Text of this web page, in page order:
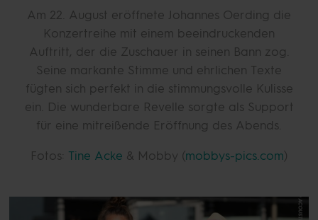
Am 22. August eröffnete Johannes Oerding die
Konzertreihe mit einem beeindruckenden
Auftritt, der die Zuschauer in seinen Bann zog.
Seine markante Stimme und ehrlichen Texte
fügten sich perfekt in die stimmungsvolle Kulisse
ein. Die wunderbare Revelle sorgte als Support
für eine mitreißende Eröffnung des Abends.
Fotos: Tine Acke & Mobby (mobbys-pics.com)